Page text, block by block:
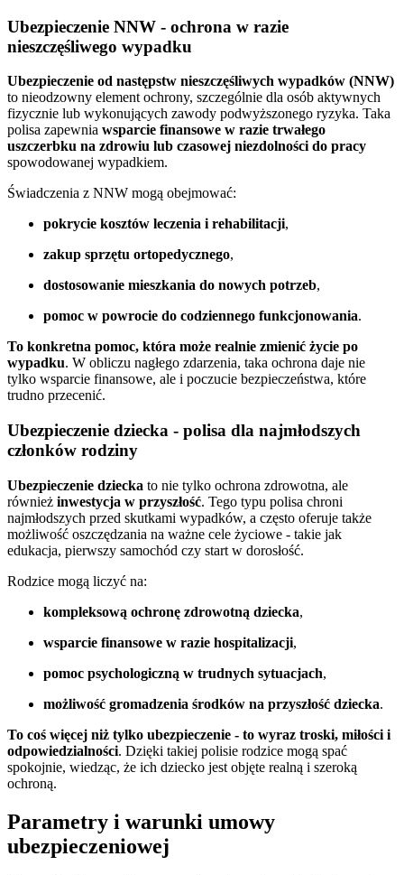
Ubezpieczenie NNW - ochrona w razie
nieszczęśliwego wypadku
Ubezpieczenie od następstw nieszczęśliwych wypadków (NNW)
to nieodzowny element ochrony, szczególnie dla osób aktywnych
fizycznie lub wykonujących zawody podwyższonego ryzyka. Taka
polisa zapewnia wsparcie finansowe w razie trwałego
uszczerbku na zdrowiu lub czasowej niezdolności do pracy
spowodowanej wypadkiem.
Świadczenia z NNW mogą obejmować:
pokrycie kosztów leczenia i rehabilitacji,
zakup sprzętu ortopedycznego,
dostosowanie mieszkania do nowych potrzeb,
pomoc w powrocie do codziennego funkcjonowania.
To konkretna pomoc, która może realnie zmienić życie po
wypadku. W obliczu nagłego zdarzenia, taka ochrona daje nie
tylko wsparcie finansowe, ale i poczucie bezpieczeństwa, które
trudno przecenić.
Ubezpieczenie dziecka - polisa dla najmłodszych
członków rodziny
Ubezpieczenie dziecka to nie tylko ochrona zdrowotna, ale
również inwestycja w przyszłość. Tego typu polisa chroni
najmłodszych przed skutkami wypadków, a często oferuje także
możliwość oszczędzania na ważne cele życiowe - takie jak
edukacja, pierwszy samochód czy start w dorosłość.
Rodzice mogą liczyć na:
kompleksową ochronę zdrowotną dziecka,
wsparcie finansowe w razie hospitalizacji,
pomoc psychologiczną w trudnych sytuacjach,
możliwość gromadzenia środków na przyszłość dziecka.
To coś więcej niż tylko ubezpieczenie - to wyraz troski, miłości i
odpowiedzialności. Dzięki takiej polisie rodzice mogą spać
spokojnie, wiedząc, że ich dziecko jest objęte realną i szeroką
ochroną.
Parametry i warunki umowy
ubezpieczeniowej